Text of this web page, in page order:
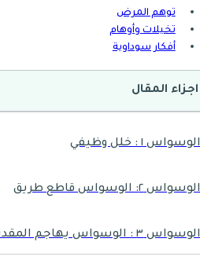
توهم المرض
تخيلات وأوهام
أفكار سوداوية
اجزاء المقال
١ : خلل وظيفي
٢: الوسواس قاطع طريق
٣ : الوسواس يهاجم المقدس